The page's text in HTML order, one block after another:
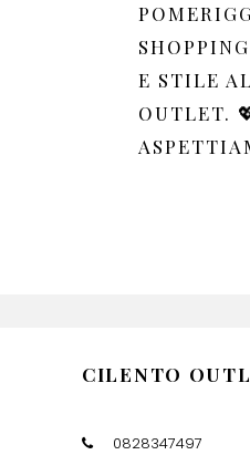
E STILE
OUTLET.
CILENTO
0828347497